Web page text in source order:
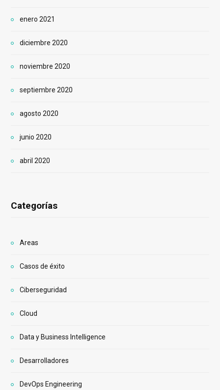
enero 2021
diciembre 2020
noviembre 2020
septiembre 2020
agosto 2020
junio 2020
abril 2020
Categorías
Areas
Casos de éxito
Ciberseguridad
Cloud
Data y Business Intelligence
Desarrolladores
DevOps Engineering